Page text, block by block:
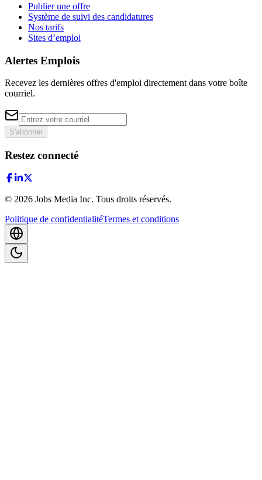
Publier une offre
Système de suivi des candidatures
Nos tarifs
Sites d’emploi
Alertes Emplois
Recevez les dernières offres d'emploi directement dans votre boîte
courriel.
S'abonner
Restez connecté
© 2026 Jobs Media Inc. Tous droits réservés.
Politique de confidentialitéTermes et conditions